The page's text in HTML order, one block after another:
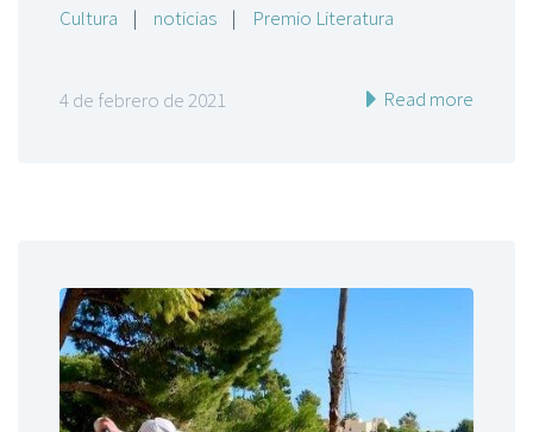
Cultura | noticias | Premio Literatura
4 de febrero de 2021 Read more